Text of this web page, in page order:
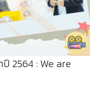
2564 : We are